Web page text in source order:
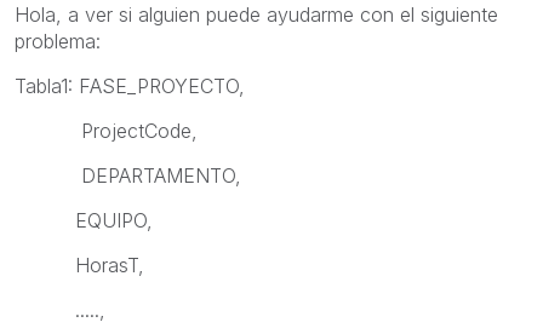
Hola, a ver si alguien puede ayudarme con el siguiente
problema:
Tabla1: FASE_PROYECTO,
ProjectCode,
DEPARTAMENTO,
EQUIPO,
HorasT,
.....,